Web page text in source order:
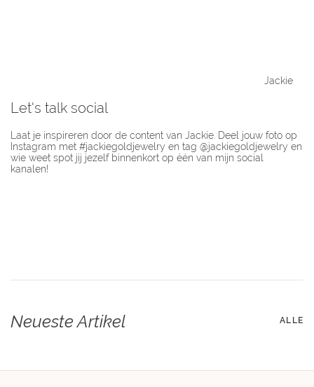
Jackie
Let's talk social
Laat je inspireren door de content van Jackie. Deel jouw foto op
Instagram met #jackiegoldjewelry en tag @jackiegoldjewelry en
wie weet spot jij jezelf binnenkort op één van mijn social
kanalen!
Neueste Artikel ALLE